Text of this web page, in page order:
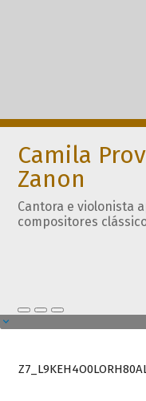
Camila
Zanon
Cantora e violonista
compositores